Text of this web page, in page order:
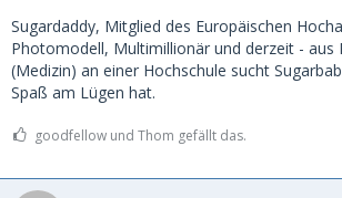
Sugardaddy, Mitglied des Europäischen
Photomodell, Multimillionär und derzeit - aus
(Medizin) an einer Hochschule sucht
Spaß am Lügen hat.
goodfellow und Thom gefällt das.